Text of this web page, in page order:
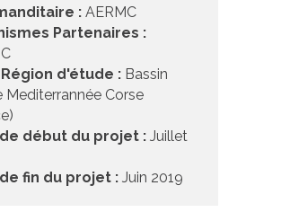
: AERMC
Partenaires :
Région d'étude : Bassin
Mediterrannée Corse
début du projet : Juillet
fin du projet : Juin 2019